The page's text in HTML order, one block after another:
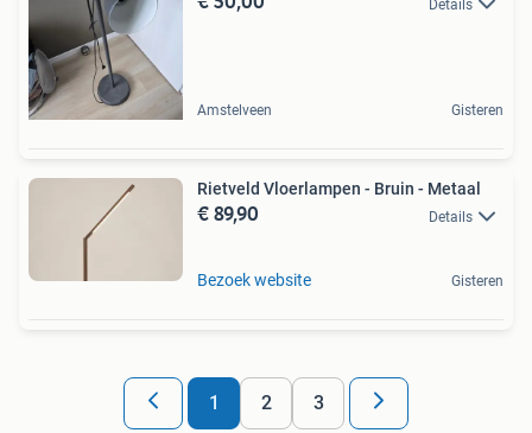
Details
Amstelveen Gisteren
Rietveld Vloerlampen - Bruin - Metaal
€ 89,90 Details
Bezoek website Gisteren
1 2 3